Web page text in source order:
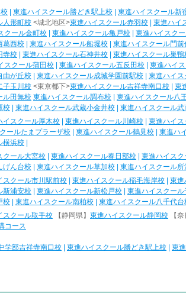
東進ハイスクール勝どき駅上校 東進ハイスクール新
人形町校 <城北地区>東進ハイスクール赤羽校 東進ハイ
クール金町校 東進ハイスクール亀戸校 東進ハイスク
葛西校 東進ハイスクール船堀校 東進ハイスクール門前
寺校 東進ハイスクール石神井校 東進ハイスクール巣鴨
スクール蒲田校 東進ハイスクール五反田校 東進ハイ
由が丘校 東進ハイスクール成城学園前駅校 東進ハイ
子玉川校 <東京都下>東進ハイスクール吉祥寺南口校 東
ル田無校 東進ハイスクール調布校 東進ハイスクール八
校 東進ハイスクール武蔵小金井校 東進ハイスクール武
イスクール厚木校 東進ハイスクール川崎校 東進ハイ
ールたまプラーザ校 東進ハイスクール鶴見校 東進ハ
横浜校
クール大宮校 東進ハイスクール春日部校 東進ハイス
げん台校 東進ハイスクール草加校 東進ハイスクール所
スクール市川駅前校 東進ハイスクール稲毛海岸校 東進
新浦安校 東進ハイスクール新松戸校 東進ハイスクール
校 東進ハイスクール南柏校
東進ハイスクール八千代台
スクール取手校 【静岡県】 東進ハイスクール静岡校 【
コース
学部吉祥寺南口校 東進ハイスクール勝どき駅上校 東